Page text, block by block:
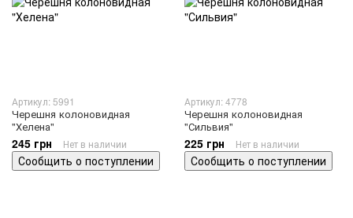
Артикул: 5991
Черешня колоновидная
"Хелена"
245 грн Нет в наличии
Сообщить о поступлении
Артикул: 4778
Черешня колоновидная
"Сильвия"
225 грн Нет в наличии
Сообщить о поступлении